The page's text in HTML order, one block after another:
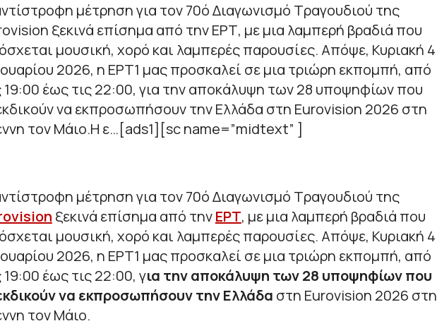
μέτρηση για τον 70ό Διαγωνισμό Τραγουδιού της
ξεκινά επίσημα από την ΕΡΤ, με μια λαμπερή βραδιά που
μουσική, χορό και λαμπερές παρουσίες. Απόψε, Κυριακή 4
2026, η ΕΡΤ1 μας προσκαλεί σε μια τριώρη εκπομπή, από
19:00 έως τις 22:00, για την αποκάλυψη των 28 υποψηφίων που
να εκπροσωπήσουν την Ελλάδα στη Eurovision 2026 στη
τον Μάιο.Η ε…[ads1][sc name=”midtext” ]
μέτρηση για τον 70ό Διαγωνισμό Τραγουδιού της
ξεκινά επίσημα από τηνΕΡΤ, με μια λαμπερή βραδιά που
μουσική, χορό και λαμπερές παρουσίες. Απόψε, Κυριακή 4
2026, η ΕΡΤ1 μας προσκαλεί σε μια τριώρη εκπομπή, από
19:00 έως τις 22:00, για την αποκάλυψη των 28 υποψηφίων που
να εκπροσωπήσουν την Ελλάδα στη Eurovision 2026 στη
τον Μάιο.